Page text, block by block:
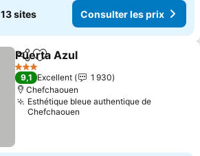
13 sites Consulter les prix
PartagerAjouter à mes favoris
Puerta Azul
3 Étoiles
9,1 Excellent
1 930
Chefchaouen
Esthétique bleue authentique de
Chefchaouen